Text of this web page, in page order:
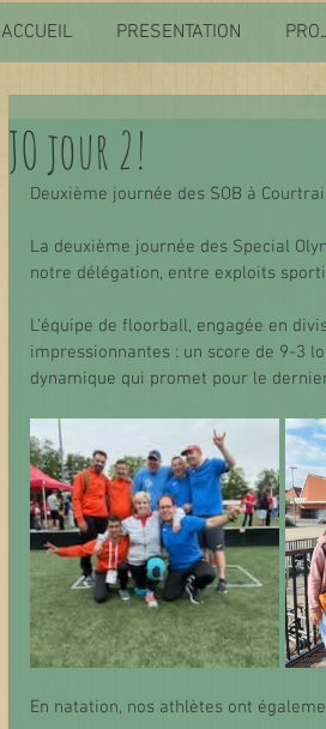
ACCUEIL PRESENTATION
JO jour 2!
Deuxième journée des SOB à
La deuxième journée des Special
notre délégation, entre exploits
L’équipe de floorball, engagée en
impressionnantes : un score de 9-3
dynamique qui promet pour le
En natation, nos athlètes ont